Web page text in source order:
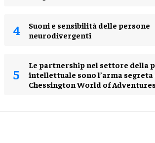
Suoni e sensibilità delle persone
neurodivergenti
Le partnership nel settore della
intellettuale sono l’arma segreta
Chessington World of